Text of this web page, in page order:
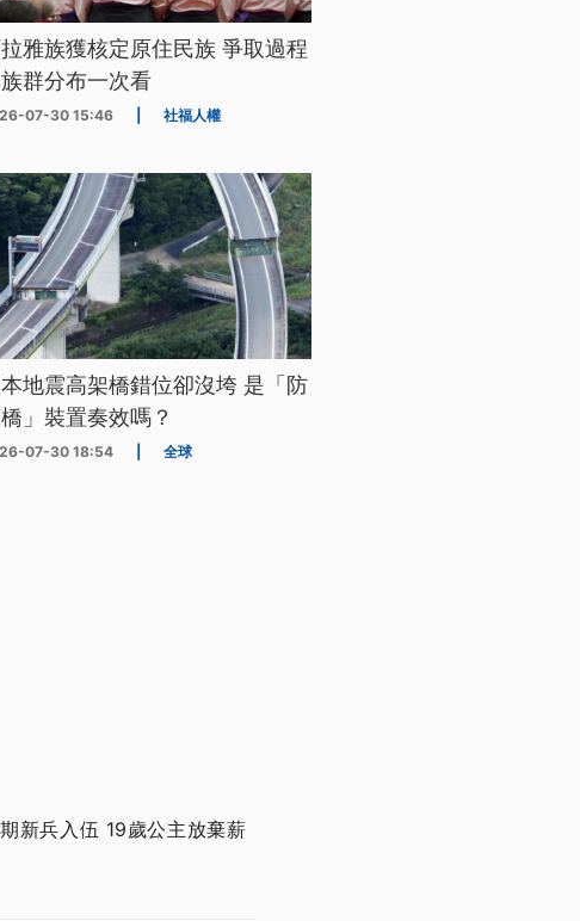
雅族獲核定原住民族 爭取過程
群分布一次看
07-30 15:46 社福人權
地震高架橋錯位卻沒垮 是「防
」裝置奏效嗎？
07-30 18:54 全球
新兵入伍 19歲公主放棄薪